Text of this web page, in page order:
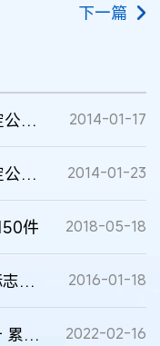
下一篇
截至2013年底我国初步审定公告和注册地理标志商标2190件 2014-01-17
截至2013年底我国初步审定公告和注册地理标志商标2190件 2014-01-23
件 2018-05-18
商标局：中国已注册地理标志2984件 2016-01-18
我国地理标志数量稳步提升 累计注册地理标志商标5682件 2022-02-16